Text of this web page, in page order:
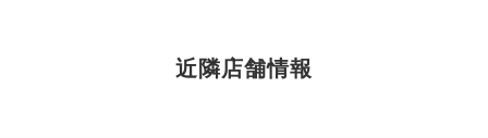
近隣店舗情報